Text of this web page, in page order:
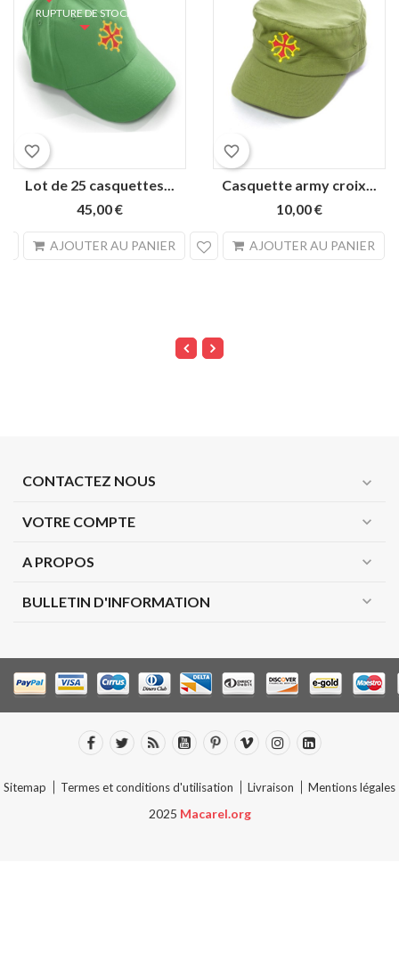
favorite_border
Lot de 25 casquettes...
45,00 €
AJOUTER AU PANIER search
RUPTURE DE STOCK
favorite_border
Casquette army croix...
10,00 €
AJOUTER AU PANIER
CONTACTEZ NOUS expand_more
VOTRE COMPTE expand_more
A PROPOS expand_more
BULLETIN D'INFORMATION expand_more
Sitemap Termes et conditions d'utilisation Livraison Mentions légales
2025 Macarel.org